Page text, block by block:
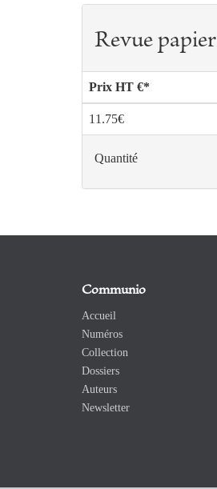
Revue papier
Prix HT €*
11.75€
Quantité
Communio
Accueil
Numéros
Collection
Dossiers
Auteurs
Newsletter